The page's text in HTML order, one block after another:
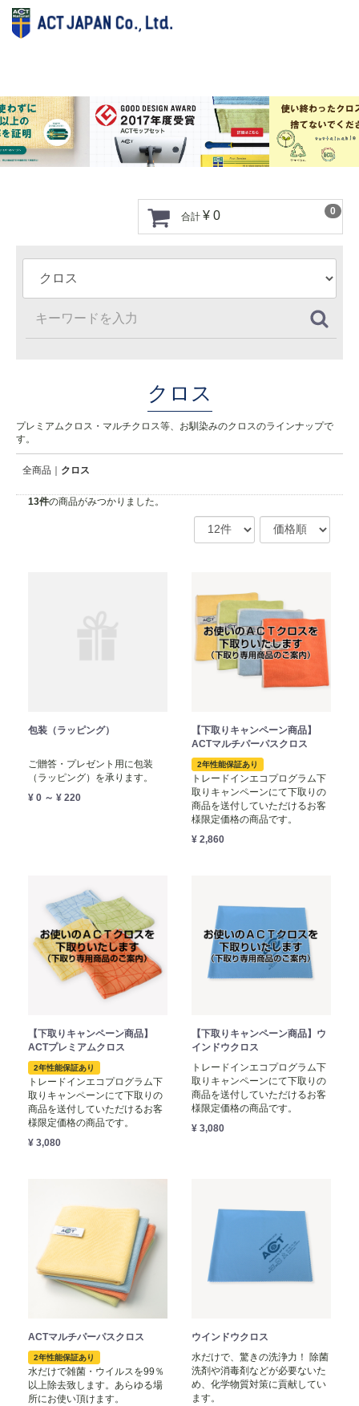
0
合計 ¥ 0
クロス
プレミアムクロス・マルチクロス等、お馴染みのクロスのラインナップで
す。
全商品 クロス
13件の商品がみつかりました。
包装（ラッピング）
ご贈答・プレゼント用に包装
（ラッピング）を承ります。
¥ 0 ～ ¥ 220
【下取りキャンペーン商品】
ACTマルチパーパスクロス
2年性能保証あり
トレードインエコプログラム下
取りキャンペーンにて下取りの
商品を送付していただけるお客
様限定価格の商品です。
¥ 2,860
【下取りキャンペーン商品】
ACTプレミアムクロス
2年性能保証あり
トレードインエコプログラム下
取りキャンペーンにて下取りの
商品を送付していただけるお客
様限定価格の商品です。
¥ 3,080
【下取りキャンペーン商品】ウ
インドウクロス
トレードインエコプログラム下
取りキャンペーンにて下取りの
商品を送付していただけるお客
様限定価格の商品です。
¥ 3,080
ACTマルチパーパスクロス
2年性能保証あり
水だけで雑菌・ウイルスを99％
以上除去致します。あらゆる場
所にお使い頂けます。
ウインドウクロス
水だけで、驚きの洗浄力！ 除菌
洗剤や消毒剤などが必要ないた
め、化学物質対策に貢献してい
ます。